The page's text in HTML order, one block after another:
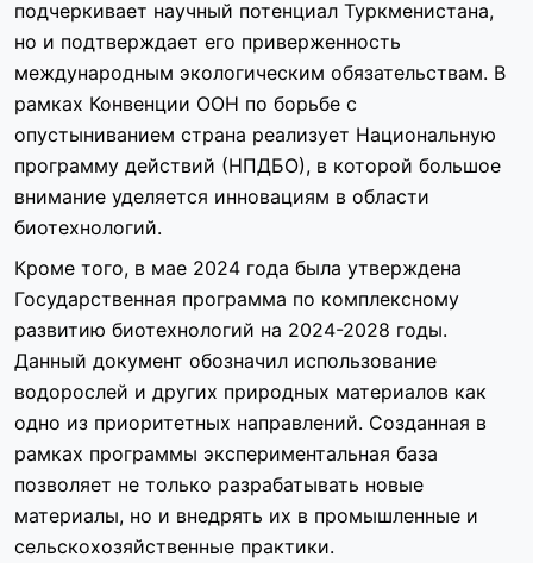
подчеркивает научный потенциал Туркменистана,
но и подтверждает его приверженность
международным экологическим обязательствам. В
рамках Конвенции ООН по борьбе с
опустыниванием страна реализует Национальную
программу действий (НПДБО), в которой большое
внимание уделяется инновациям в области
биотехнологий.
Кроме того, в мае 2024 года была утверждена
Государственная программа по комплексному
развитию биотехнологий на 2024-2028 годы.
Данный документ обозначил использование
водорослей и других природных материалов как
одно из приоритетных направлений. Созданная в
рамках программы экспериментальная база
позволяет не только разрабатывать новые
материалы, но и внедрять их в промышленные и
сельскохозяйственные практики.